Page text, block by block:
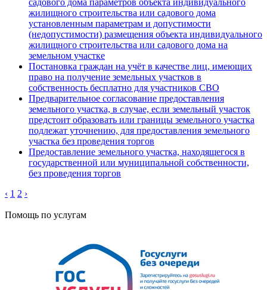
жилищного строительства или садового дома
установленным параметрам и допустимости
(недопустимости) размещения объекта индивидуального
жилищного строительства или садового дома на
земельном участке
Постановка граждан на учёт в качестве лиц, имеющих
право на получение земельных участков в
собственность бесплатно для участников СВО
Предварительное согласование предоставления
земельного участка, в случае, если земельный участок
предстоит образовать или границы земельного участка
подлежат уточнению, для предоставления земельного
участка без проведения торгов
Предоставление земельного участка, находящегося в
государственной или муниципальной собственности,
без проведения торгов
‹ 1 2 ›
Помощь по услугам